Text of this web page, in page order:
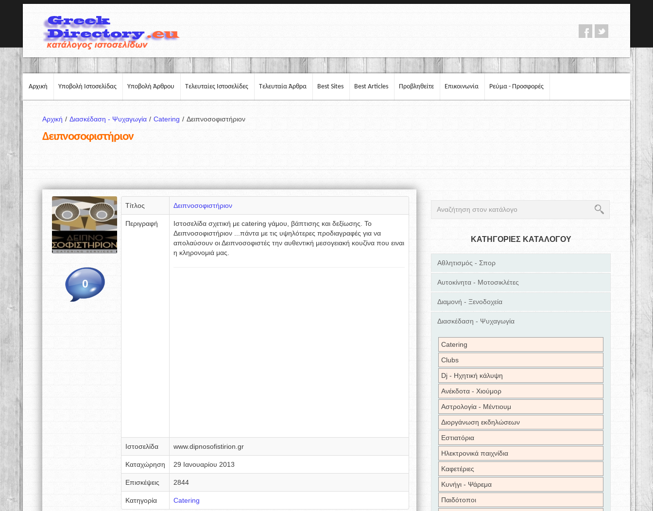
Αρχική Υποβολή Ιστοσελίδας Υποβολή Άρθρου Τελευταίες Ιστοσελίδες Τελευταία Άρθρα Best Sites Best Articles Προβληθείτε Επικοινωνία Ρεύμα - Προσφορές
Αρχική / Διασκέδαση - Ψυχαγωγία / Catering / Δειπνοσοφιστήριον
Δειπνοσοφιστήριον
0
Τίτλος Δειπνοσοφιστήριον
Περιγραφή
Ιστοσελίδα σχετική με catering γάμου, βάπτισης και δεξίωσης. Το
Δειπνοσοφιστήριον ...πάντα με τις υψηλότερες προδιαγραφές για να
απολαύσουν οι Δειπνοσοφιστές την αυθεντική μεσογειακή κουζίνα που ειναι
η κληρονομιά μας.
Ιστοσελίδα www.dipnosofistirion.gr
Καταχώρηση 29 Ιανουαρίου 2013
Επισκέψεις 2844
Κατηγορία Catering
ΚΑΤΗΓΟΡΙΕΣ ΚΑΤΑΛΟΓΟΥ
Αθλητισμός - Σπορ
Αυτοκίνητα - Μοτοσικλέτες
Διαμονή - Ξενοδοχεία
Διασκέδαση - Ψυχαγωγία
Catering
Clubs
Dj - Ηχητική κάλυψη
Ανέκδοτα - Χιούμορ
Αστρολογία - Μέντιουμ
Διοργάνωση εκδηλώσεων
Εστιατόρια
Ηλεκτρονικά παιχνίδια
Καφετέριες
Κυνήγι - Ψάρεμα
Παιδότοποι